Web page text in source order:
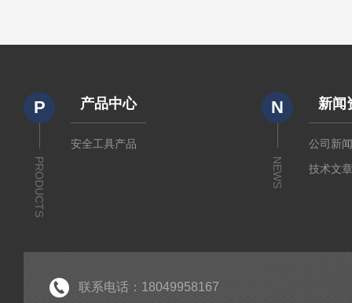
P
PRODUCTS
产品中心
安全工具产品
N
NEWS
新闻
公司新
技术文
联系电话：18049958167